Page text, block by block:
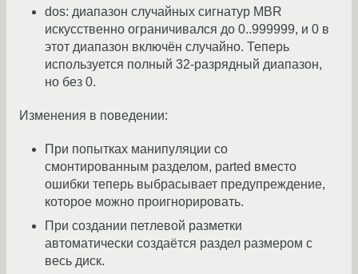
dos: диапазон случайных сигнатур MBR
искусственно ограничивался до 0..999999, и 0 в
этот диапазон включён случайно. Теперь
используется полный 32-разрядный диапазон,
но без 0.
Изменения в поведении:
При попытках манипуляции со
смонтированным разделом, parted вместо
ошибки теперь выбрасывает предупреждение,
которое можно проигнорировать.
При создании петлевой разметки
автоматически создаётся раздел размером с
весь диск.